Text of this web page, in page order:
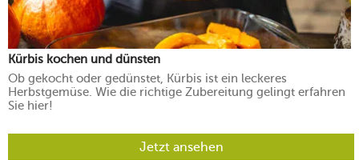
Kürbis kochen und dünsten
Ob gekocht oder gedünstet, Kürbis ist ein leckeres
Herbstgemüse. Wie die richtige Zubereitung gelingt erfahren
Sie hier!
Jetzt ansehen